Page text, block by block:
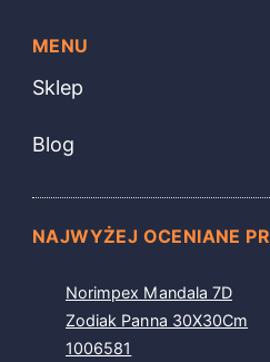
MENU
Sklep
Blog
NAJWYŻEJ OCENIANE
Norimpex Mandala 7D
Zodiak Panna 30X30Cm
1006581